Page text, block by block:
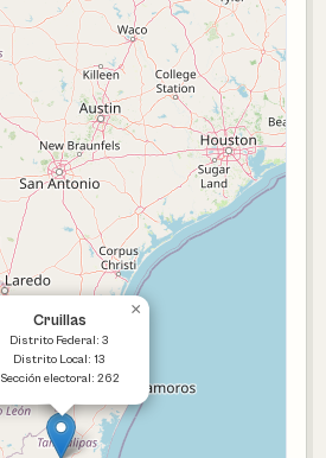
Cruillas
Distrito Federal: 3
Distrito Local: 13
Sección electoral: 262
×